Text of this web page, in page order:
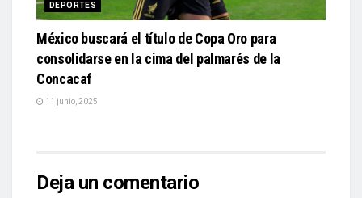
DEPORTES
México buscará el título de Copa Oro para
consolidarse en la cima del palmarés de la
Concacaf
11 junio, 2025
Deja un comentario